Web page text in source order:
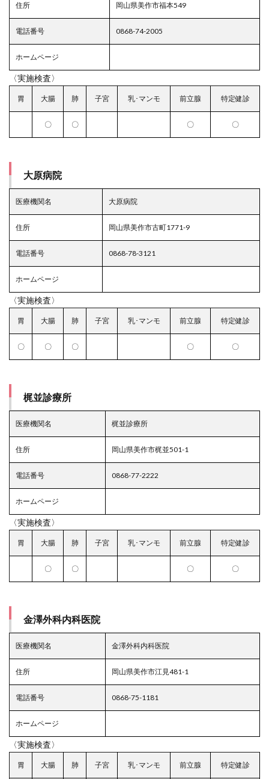
住所 岡山県美作市福本549
電話番号 0868-74-2005
ホームページ
〈実施検査〉
胃 大腸 肺 子宮 乳･マンモ 前立腺 特定健診
〇 〇 〇 〇
大原病院
医療機関名 大原病院
住所 岡山県美作市古町1771-9
電話番号 0868-78-3121
ホームページ
〈実施検査〉
胃 大腸 肺 子宮 乳･マンモ 前立腺 特定健診
〇 〇 〇 〇 〇
梶並診療所
医療機関名 梶並診療所
住所 岡山県美作市梶並501-1
電話番号 0868-77-2222
ホームページ
〈実施検査〉
胃 大腸 肺 子宮 乳･マンモ 前立腺 特定健診
〇 〇 〇 〇
金澤外科内科医院
医療機関名 金澤外科内科医院
住所 岡山県美作市江見481-1
電話番号 0868-75-1181
ホームページ
〈実施検査〉
胃 大腸 肺 子宮 乳･マンモ 前立腺 特定健診